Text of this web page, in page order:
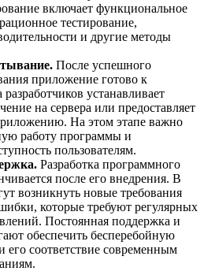
включает функциональное
тестирование,
и другие методы
После успешного
приложение готово к
устанавливает
на сервера или предоставляет
На этом этапе важно
работу программы и
пользователям.
Разработка программного
после его внедрения. В
возникнуть новые требования
которые требуют регулярных
Постоянная поддержка и
обеспечить бесперебойную
его соответствие современным